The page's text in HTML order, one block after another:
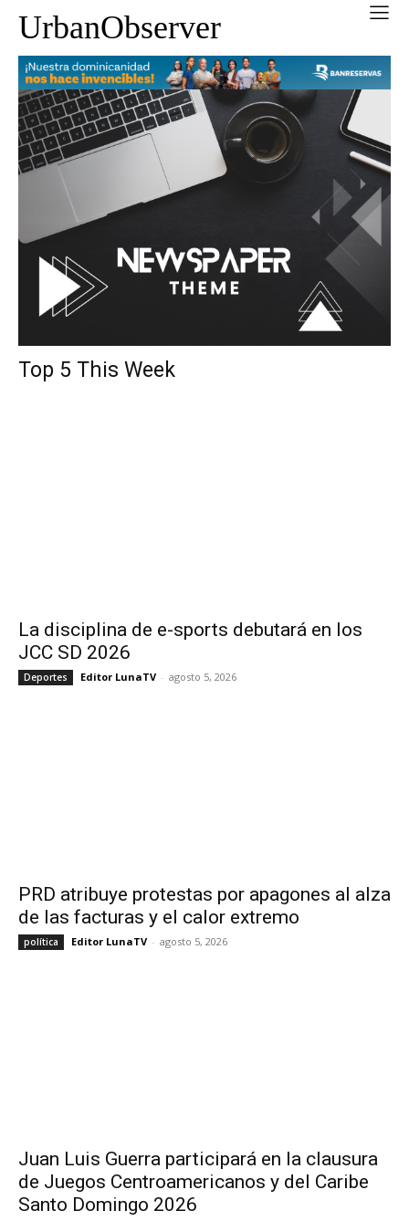
UrbanObserver
Top 5 This Week
La disciplina de e-sports debutará en los
JCC SD 2026
Deportes Editor LunaTV - agosto 5, 2026
PRD atribuye protestas por apagones al alza
de las facturas y el calor extremo
política Editor LunaTV - agosto 5, 2026
Juan Luis Guerra participará en la clausura
de Juegos Centroamericanos y del Caribe
Santo Domingo 2026